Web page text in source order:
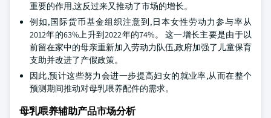
重要的作用,这反过来又推动了市场的增长。
例如,国际货币基金组织注意到,日本女性劳动力参与率从
2012年的63%上升到2022年的74%。 这一增长主要是由于以
前留在家中的母亲重新加入劳动力队伍,政府加强了儿童保育
支助并改进了产假政策。
因此,预计这些努力会进一步提高妇女的就业率,从而在整个
预测期间推动对母乳喂养配件的需求。
母乳喂养辅助产品市场分析